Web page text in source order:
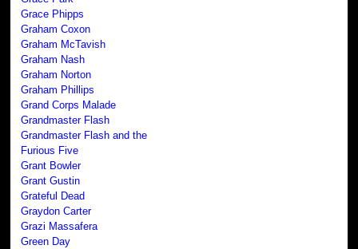
Grace Phipps
Graham Coxon
Graham McTavish
Graham Nash
Graham Norton
Graham Phillips
Grand Corps Malade
Grandmaster Flash
Grandmaster Flash and the
Furious Five
Grant Bowler
Grant Gustin
Grateful Dead
Graydon Carter
Grazi Massafera
Green Day